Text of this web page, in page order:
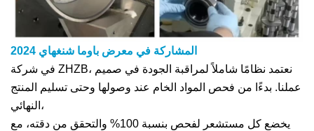
المشاركة في معرض باوما شنغهاي 2024
في شركة ZHZB، نعتمد نظامًا شاملاً لمراقبة الجودة في صميم
عملنا. بدءًا من فحص المواد الخام عند وصولها وحتى تسليم المنتج
النهائي،
يخضع كل مستشعر لفحص بنسبة 100% والتحقق من دقته، مع